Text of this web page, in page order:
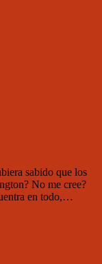
sabido que los
No me cree?
en todo,…